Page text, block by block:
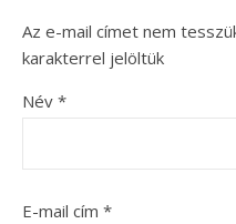
Az e-mail címet nem
karakterrel jelöltük
Név *
E-mail cím *